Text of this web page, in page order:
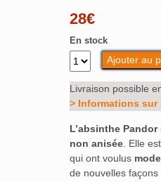
28€
En stock
Ajouter au
Livraison possible
> Informations sur
L’absinthe Pandor
non anisée. Elle
qui ont voulus
de nouvelles façons